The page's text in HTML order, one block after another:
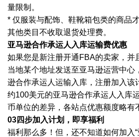
量限制。
* 仅服装与配饰、鞋靴箱包类的商品
其他类目不收取退货处理费。
亚马逊合作承运人入库运输费优惠
如果您是新注册开通 FBA的卖家，并
当地某个地址发送至亚马逊运营中心
逊合作承运人运输入库，注册加入该
约100美元的亚马逊合作承运人入库
币单位的差异，各站点优惠额度略有
03四步加入计划，即享福利
福利那么多！但，还不知道如何加入